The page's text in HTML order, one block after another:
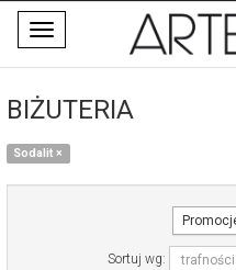
Toggle
navigation
BIŻUTERIA
Sodalit×
Sortuj wg: trafności